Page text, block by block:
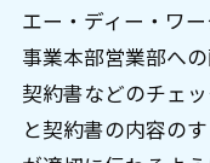
エー・ディー・ワ
事業本部営業部へ
契約書などのチェ
と契約書の内容の